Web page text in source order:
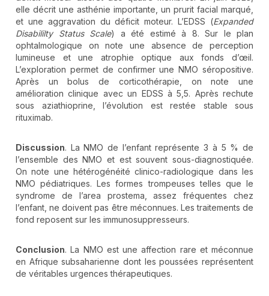
elle décrit une asthénie importante, un prurit facial marqué,
et une aggravation du déficit moteur. L’EDSS (Expanded
Disabililty Status Scale) a été estimé à 8. Sur le plan
ophtalmologique on note une absence de perception
lumineuse et une atrophie optique aux fonds d’œil.
L’exploration permet de confirmer une NMO séropositive.
Après un bolus de corticothérapie, on note une
amélioration clinique avec un EDSS à 5,5. Après rechute
sous aziathioprine, l’évolution est restée stable sous
rituximab.
Discussion. La NMO de l’enfant représente 3 à 5 % de
l’ensemble des NMO et est souvent sous-diagnostiquée.
On note une hétérogénéité clinico-radiologique dans les
NMO pédiatriques. Les formes trompeuses telles que le
syndrome de l’area prostema, assez fréquentes chez
l’enfant, ne doivent pas être méconnues. Les traitements de
fond reposent sur les immunosuppresseurs.
Conclusion. La NMO est une affection rare et méconnue
en Afrique subsaharienne dont les poussées représentent
de véritables urgences thérapeutiques.